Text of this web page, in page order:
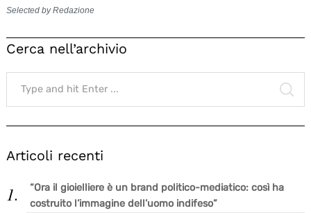
Selected by Redazione
Cerca nell’archivio
Search
for:
Articoli recenti
“Ora il gioielliere è un brand politico-mediatico: così ha
costruito l’immagine dell’uomo indifeso”